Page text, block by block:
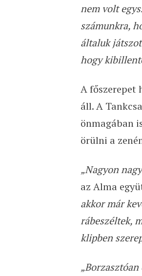
nem volt
számunkra,
általuk
hogy
A főszerepet
áll. A
önmagában
örülni a
„Nagyon
az Alma
akkor már
rábeszéltek,
klipben